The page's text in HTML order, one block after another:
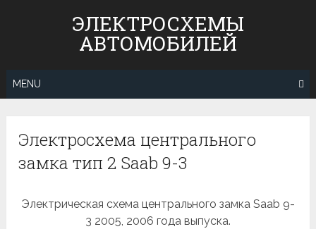
ЭЛЕКТРОСХЕМЫ
АВТОМОБИЛЕЙ
MENU
Электросхема центрального
замка тип 2 Saab 9-3
Электрическая схема центрального замка Saab 9-
3 2005, 2006 года выпуска.